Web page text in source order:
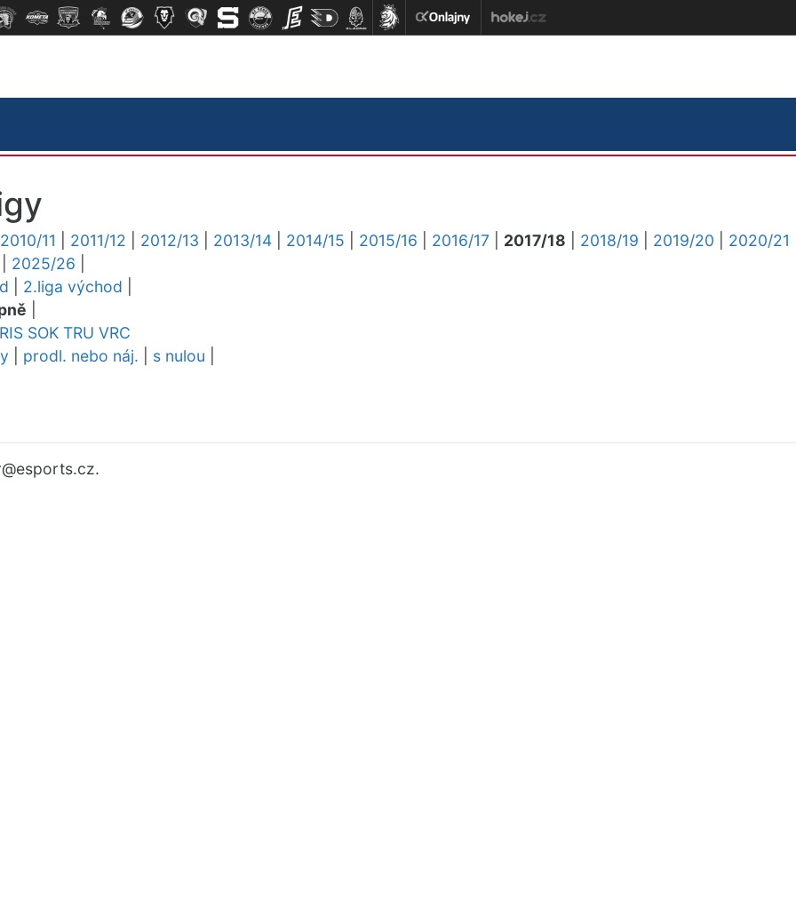
2010/11 2011/12 2012/13 2013/14 2014/15 2015/16 2016/17 2017/18 2018/19 2019/20
2020/21
2025/26
2.liga východ
RIS SOK TRU VRC
prodl. nebo náj. s nulou
@esports.cz.